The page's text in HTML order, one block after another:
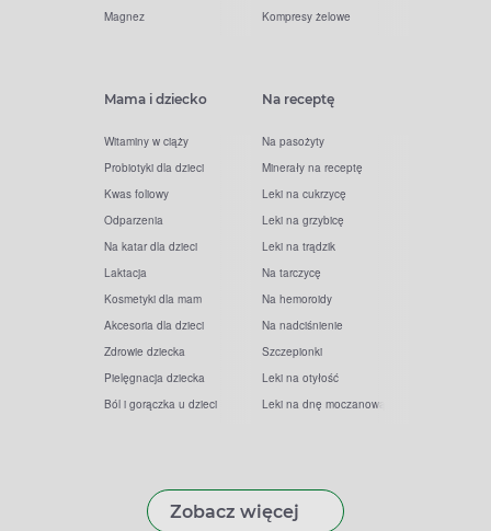
Magnez
Kompresy żelowe
Mama i dziecko
Witaminy w ciąży
Probiotyki dla dzieci
Kwas foliowy
Odparzenia
Na katar dla dzieci
Laktacja
Kosmetyki dla mam
Akcesoria dla dzieci
Zdrowie dziecka
Pielęgnacja dziecka
Ból i gorączka u dzieci
Na receptę
Na pasożyty
Minerały na receptę
Leki na cukrzycę
Leki na grzybicę
Leki na trądzik
Na tarczycę
Na hemoroidy
Na nadciśnienie
Szczepionki
Leki na otyłość
Leki na dnę moczanową
Zobacz więcej